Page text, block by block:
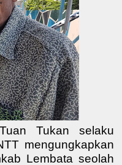
Tukan selaku
mengungkapkan
Lembata seolah